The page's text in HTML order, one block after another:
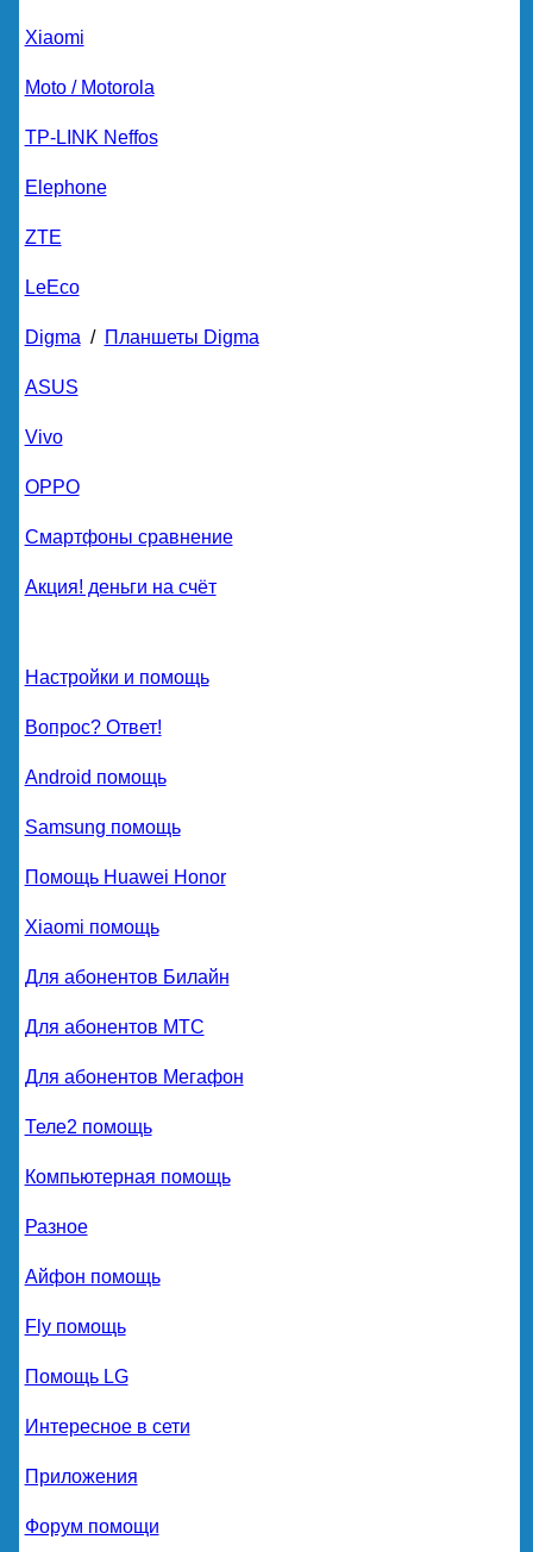
Xiaomi
Moto / Motorola
TP-LINK Neffos
Elephone
ZTE
LeEco
Digma/ Планшеты Digma
ASUS
Vivo
OPPO
Смартфоны сравнение
Акция! деньги на счёт
Настройки и помощь
Вопрос? Ответ!
Android помощь
Samsung помощь
Помощь Huawei Honor
Xiaomi помощь
Для абонентов Билайн
Для абонентов МТС
Для абонентов Мегафон
Теле2 помощь
Компьютерная помощь
Разное
Айфон помощь
Fly помощь
Помощь LG
Интересное в сети
Приложения
Форум помощи